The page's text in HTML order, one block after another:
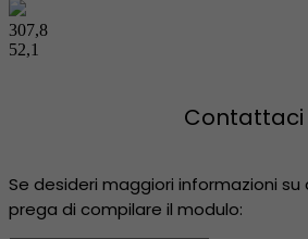
307,8
52,1
Contattaci
Se desideri maggiori informazioni
prega di compilare il modulo: